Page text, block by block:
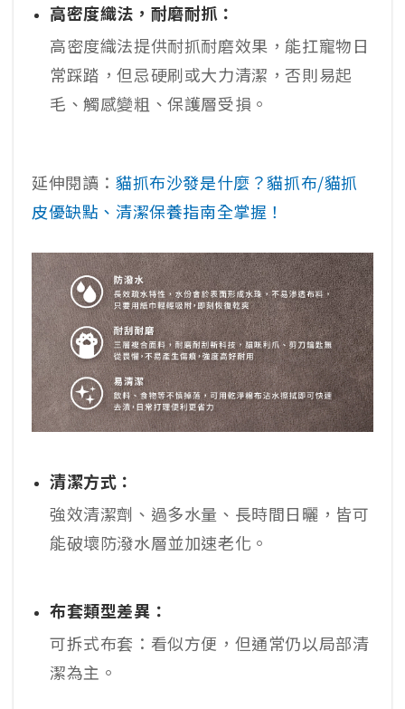
高密度織法，耐磨耐抓：
高密度織法提供耐抓耐磨效果，能扛寵物日
常踩踏，但忌硬刷或大力清潔，否則易起
毛、觸感變粗、保護層受損。
延伸閱讀： 貓抓布沙發是什麼？貓抓布/貓抓
皮優缺點、清潔保養指南全掌握！
清潔方式：
強效清潔劑、過多水量、長時間日曬，皆可
能破壞防潑水層並加速老化。
布套類型差異：
可拆式布套：看似方便，但通常仍以局部清
潔為主。